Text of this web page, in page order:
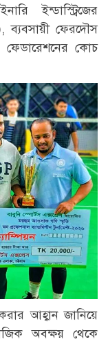
ইন্ডাস্ট্রিজের
ব্যবসায়ী ফেরদৌস
ফেডারেশনের কোচ
আহ্বান জানিয়ে
অবক্ষয় থেকে